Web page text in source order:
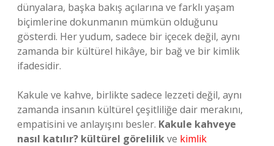
dünyalara, başka bakış açılarına ve farklı yaşam
biçimlerine dokunmanın mümkün olduğunu
gösterdi. Her yudum, sadece bir içecek değil, aynı
zamanda bir kültürel hikâye, bir bağ ve bir kimlik
ifadesidir.
Kakule ve kahve, birlikte sadece lezzeti değil, aynı
zamanda insanın kültürel çeşitliliğe dair merakını,
empatisini ve anlayışını besler. Kakule kahveye
nasıl katılır? kültürel görelilikve kimlik